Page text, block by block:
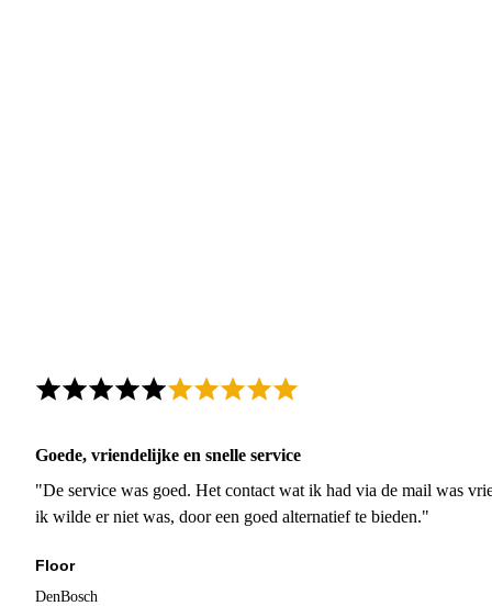
Goede, vriendelijke en snelle service
"De service was goed. Het contact wat ik had via de mail was
ik wilde er niet was, door een goed alternatief te bieden."
Floor
DenBosch